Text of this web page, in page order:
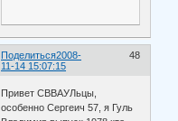
Поделиться 48
2008-
11-14 15:07:15
Привет СВВАУЛьцы,
особенно Сергеич 57, я Гуль